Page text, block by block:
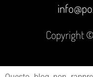
Copyright